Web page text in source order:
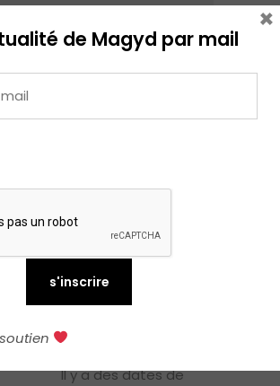
par: Magyd
9
Anonyme
répondre
Il y a des dates de
de Magyd par mail
×